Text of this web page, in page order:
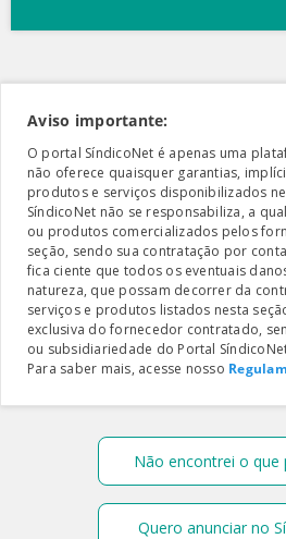
Aviso importante:
O portal SíndicoNet é apenas uma
não oferece quaisquer garantias,
produtos e serviços disponibilizados
SíndicoNet não se responsabiliza, a
ou produtos comercializados pelos
seção, sendo sua contratação por
fica ciente que todos os eventuais
natureza, que possam decorrer da
serviços e produtos listados nesta
exclusiva do fornecedor contratado,
ou subsidiariedade do Portal
Para saber mais, acesse nosso
Não encontrei o que
Quero anunciar no